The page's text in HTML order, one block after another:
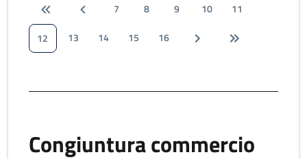
7 8 9 10
11
12
13 14 15 16
Congiuntura commercio